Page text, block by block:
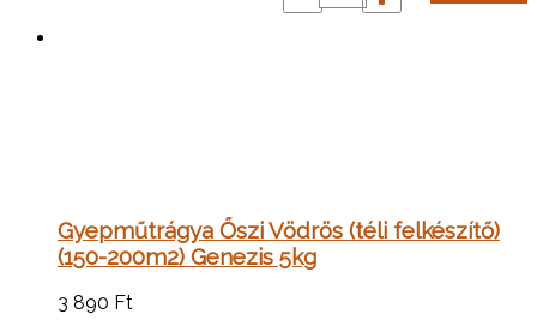
Gyepműtrágya Őszi Vödrös (téli felkészítő)
(150-200m2) Genezis 5kg
3 890 Ft